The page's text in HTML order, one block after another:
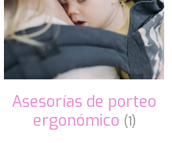
Asesorías de porteo
ergonómico (1)